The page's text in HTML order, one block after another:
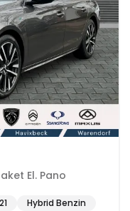
El. Pano
Hybrid Benzin